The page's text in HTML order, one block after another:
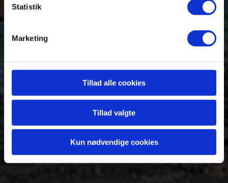
Statistik
Marketing
Tillad alle cookies
Tillad valgte
Kun nødvendige cookies